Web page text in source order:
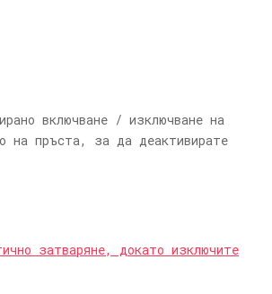
включване / изключване на
на пръста, за да деактивирате
затваряне, докато изключите